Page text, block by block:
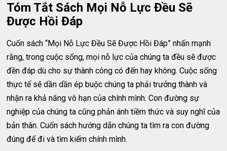
Tóm Tắt Sách Mọi Nỗ Lực Đều Sẽ
Được Hồi Đáp
Cuốn sách “Mọi Nỗ Lực Đều Sẽ Được Hồi Đáp” nhấn mạnh
rằng, trong cuộc sống, mọi nỗ lực của chúng ta đều sẽ được
đền đáp dù cho sự thành công có đến hay không. Cuộc sống
thực tế sẽ dần dần ép buộc chúng ta phải trưởng thành và
nhận ra khả năng vô hạn của chính mình. Con đường sự
nghiệp của chúng ta cũng phản ánh tiềm thức và suy nghĩ của
bản thân. Cuốn sách hướng dẫn chúng ta tìm ra con đường
đúng để đi và tìm kiếm chính mình.